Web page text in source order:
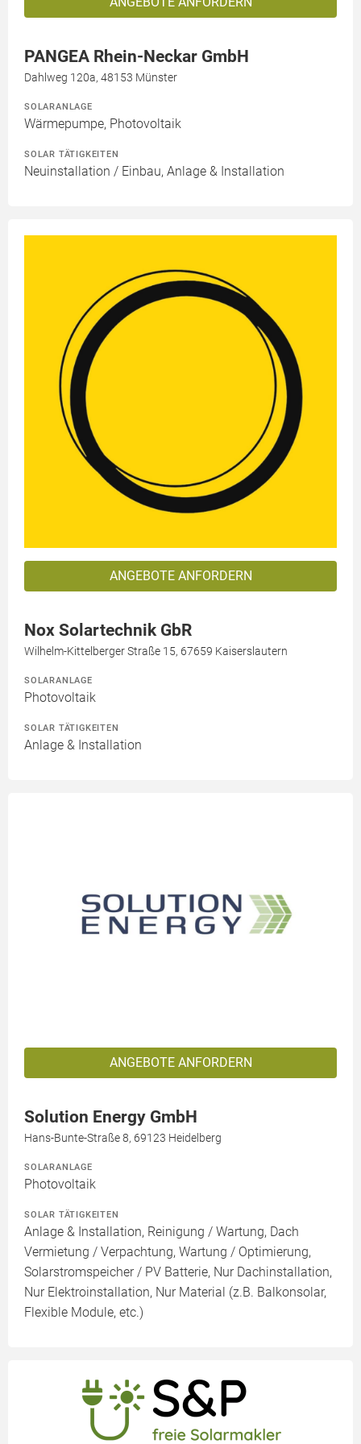
PANGEA Rhein-Neckar GmbH
Dahlweg 120a, 48153 Münster
SOLARANLAGE
Wärmepumpe, Photovoltaik
SOLAR TÄTIGKEITEN
Neuinstallation / Einbau, Anlage & Installation
ANGEBOTE ANFORDERN
Nox Solartechnik GbR
Wilhelm-Kittelberger Straße 15, 67659 Kaiserslautern
SOLARANLAGE
Photovoltaik
SOLAR TÄTIGKEITEN
Anlage & Installation
ANGEBOTE ANFORDERN
Solution Energy GmbH
Hans-Bunte-Straße 8, 69123 Heidelberg
SOLARANLAGE
Photovoltaik
SOLAR TÄTIGKEITEN
Anlage & Installation, Reinigung / Wartung, Dach
Vermietung / Verpachtung, Wartung / Optimierung,
Solarstromspeicher / PV Batterie, Nur Dachinstallation,
Nur Elektroinstallation, Nur Material (z.B. Balkonsolar,
Flexible Module, etc.)